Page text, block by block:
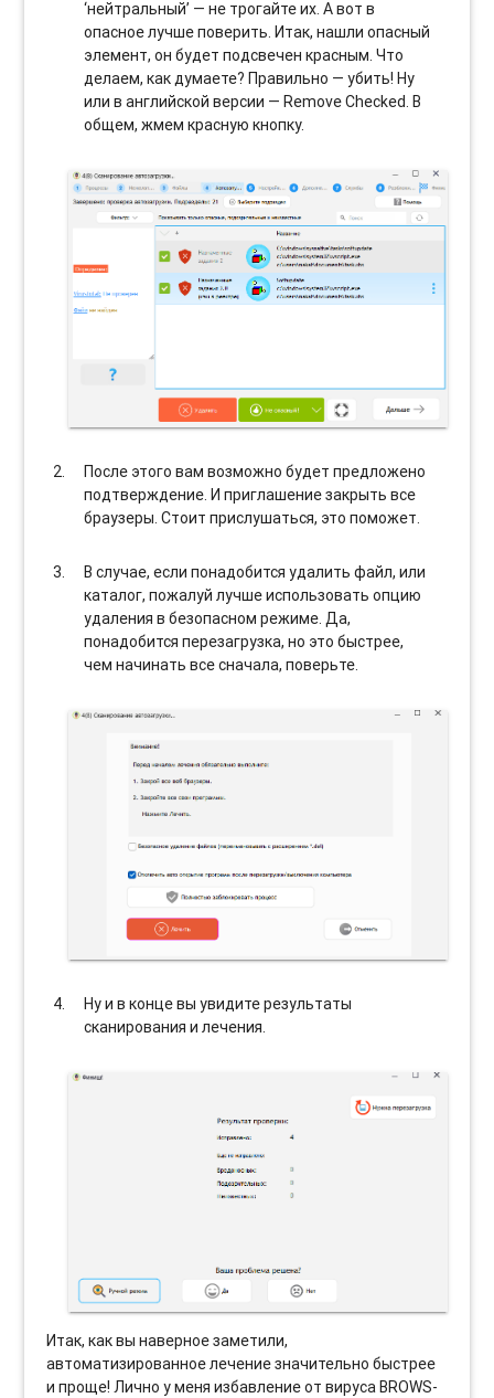
‘нейтральный’ — не трогайте их. А вот в
опасное лучше поверить. Итак, нашли опасный
элемент, он будет подсвечен красным. Что
делаем, как думаете? Правильно — убить! Ну
или в английской версии — Remove Checked. В
общем, жмем красную кнопку.
После этого вам возможно будет предложено
подтверждение. И приглашение закрыть все
браузеры. Стоит прислушаться, это поможет.
В случае, если понадобится удалить файл, или
каталог, пожалуй лучше использовать опцию
удаления в безопасном режиме. Да,
понадобится перезагрузка, но это быстрее,
чем начинать все сначала, поверьте.
Ну и в конце вы увидите результаты
сканирования и лечения.
Итак, как вы наверное заметили,
автоматизированное лечение значительно быстрее
и проще! Лично у меня избавление от вируса BROWS-